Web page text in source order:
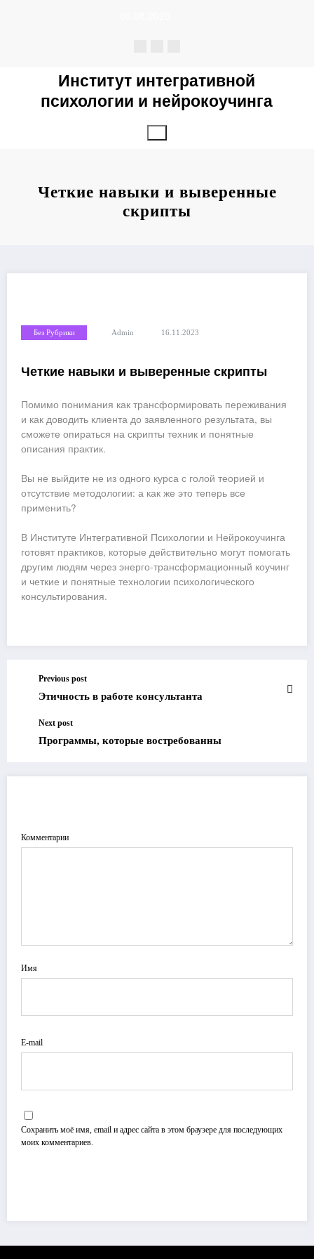
Институт интегративной
психологии и нейрокоучинга
Четкие навыки и выверенные
скрипты
Без Рубрики Admin 16.11.2023
Четкие навыки и выверенные скрипты
Помимо понимания как трансформировать переживания
и как доводить клиента до заявленного результата, вы
сможете опираться на скрипты техник и понятные
описания практик.
Вы не выйдите не из одного курса с голой теорией и
отсутствие методологии: а как же это теперь все
применить?
В Институте Интегративной Психологии и Нейрокоучинга
готовят практиков, которые действительно могут помогать
другим людям через энерго-трансформационный коучинг
и четкие и понятные технологии психологического
консультирования.
Previous post
Этичность в работе консультанта
Next post
Программы, которые востребованны
Комментарии
Имя
E-mail
Сохранить моё имя, email и адрес сайта в этом браузере для последующих
моих комментариев.